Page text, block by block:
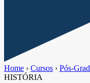
Home › Cursos › Pós-
HISTÓRIA